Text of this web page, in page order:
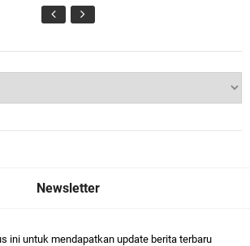
ini untuk mendapatkan update berita terbaru